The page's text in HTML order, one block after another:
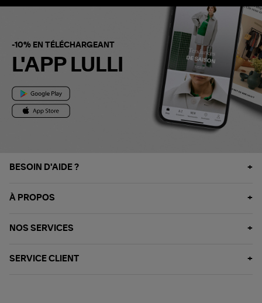
-10% EN TÉLÉCHARGEANT
L'APP LULLI
BESOIN D'AIDE ?
À PROPOS
NOS SERVICES
SERVICE CLIENT